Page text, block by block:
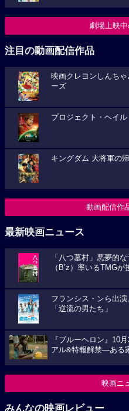
劇場上映
注目の動画配信作品
映画クレヨンしんち
ーズ
プロジェクト・ヘイ
キングダム 大将軍の
動画配信作
最新映画ニュース
「八つ墓村」悪夢的
（B’z）率いるTMGが
フランシス・ンら出
「逆流の男たち」
『ブルーヘロン』10
アル&特報解禁―ある
映画ニ
みんなの映画レビュー